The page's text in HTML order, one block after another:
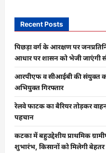
Case
में
नया
अब
तीन
दोषी
फिर
जाएंगे
कोर्ट
Recent Posts
पिछड़ा वर्ग के आरक्षण पर
आधार पर शासन को भेजी जाएंगी
आरपीएफ व सीआईबी की संयुक्त
अभियुक्त गिरफ्तार
रेलवे फाटक का बैरियर तोड़कर
पहचान
कटका में बहुउद्देशीय प्राथमिक
शुभारंभ, किसानों को मिलेगी बेहतर